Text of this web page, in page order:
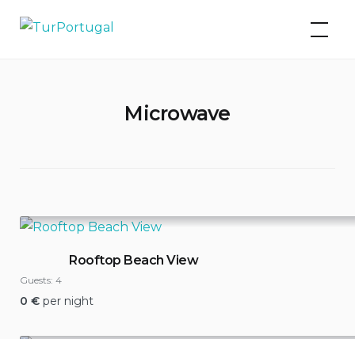
TurPortugal
Microwave
Rooftop Beach View
Guests: 4
0 € per night